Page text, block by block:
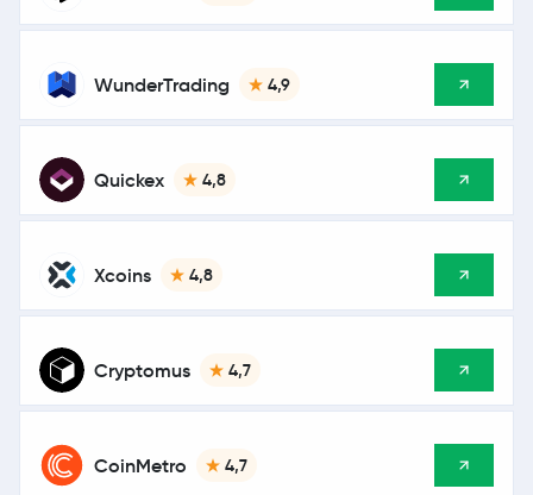
WunderTrading 4,9
Quickex 4,8
Xcoins 4,8
Cryptomus 4,7
CoinMetro 4,7